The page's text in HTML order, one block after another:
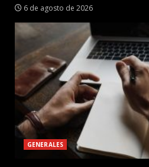
6 de agosto de 2026
GENERALES